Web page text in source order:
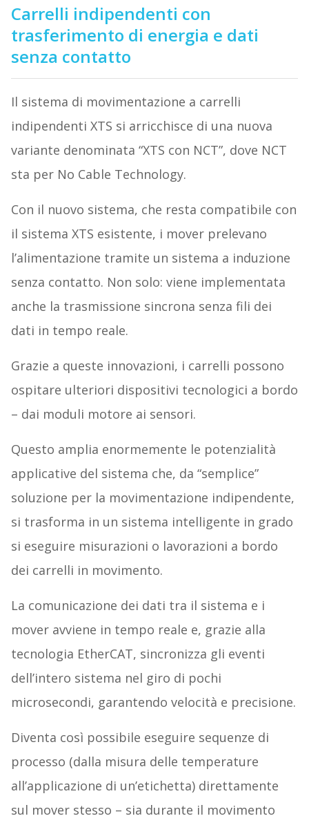
Carrelli indipendenti con
trasferimento di energia e dati
senza contatto
Il sistema di movimentazione a carrelli
indipendenti XTS si arricchisce di una nuova
variante denominata “XTS con NCT”, dove NCT
sta per No Cable Technology.
Con il nuovo sistema, che resta compatibile con
il sistema XTS esistente, i mover prelevano
l’alimentazione tramite un sistema a induzione
senza contatto. Non solo: viene implementata
anche la trasmissione sincrona senza fili dei
dati in tempo reale.
Grazie a queste innovazioni, i carrelli possono
ospitare ulteriori dispositivi tecnologici a bordo
– dai moduli motore ai sensori.
Questo amplia enormemente le potenzialità
applicative del sistema che, da “semplice”
soluzione per la movimentazione indipendente,
si trasforma in un sistema intelligente in grado
si eseguire misurazioni o lavorazioni a bordo
dei carrelli in movimento.
La comunicazione dei dati tra il sistema e i
mover avviene in tempo reale e, grazie alla
tecnologia EtherCAT, sincronizza gli eventi
dell’intero sistema nel giro di pochi
microsecondi, garantendo velocità e precisione.
Diventa così possibile eseguire sequenze di
processo (dalla misura delle temperature
all’applicazione di un’etichetta) direttamente
sul mover stesso – sia durante il movimento